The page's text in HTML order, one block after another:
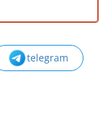
telegram